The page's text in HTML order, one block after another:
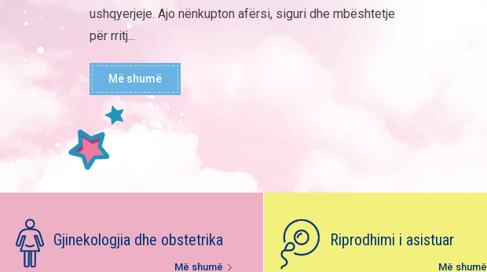
Gjinekologjia dhe obstetrika
Më shumë
Riprodhimi i asistuar
Më shumë